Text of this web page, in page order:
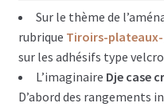
Flightcase Appareils
Flightcase
Table & divers Dj
Sur le thème de
rubrique Tiroirs-plateaux-
sur les adhésifs type
L’imaginaire Dje case
D’abord des rangements